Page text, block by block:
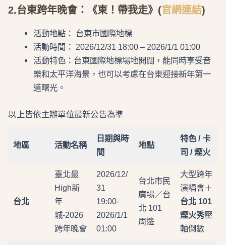
2.台東跨年晚會：《東！帶我走》 (官網連結)
活動地點： 台東市國際地標
活動時間： 2026/12/31 18:00 – 2026/1/1 01:00
活動特色：台東國際地標場地開闊，能同時享受音
樂和太平洋海景，也可以考慮在台東迎接新年第一
道曙光。
以上皆依主辦單位最新公告為準
地區 活動名稱
日期與時
間
地點
特色 / 卡
司 / 煙火
台北
臺北最
High新
年
城-2026
跨年晚會
2026/12/
31
19:00-
2026/1/1
01:00
台北市民
廣場／台
北 101
周邊
大型跨年
演唱會＋
台北 101
煙火秀壓
軸倒數